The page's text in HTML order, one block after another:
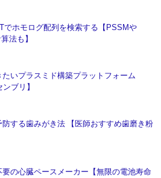
でホモログ配列を検索する【PSSMや
法も】
たいプラスミド構築プラットフォーム
ンブリ】
防する歯みがき法 【医師おすすめ歯磨き粉
要の心臓ペースメーカー【無限の電池寿命